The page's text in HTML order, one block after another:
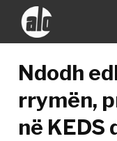
Ndodh
rrymën,
në KEDS